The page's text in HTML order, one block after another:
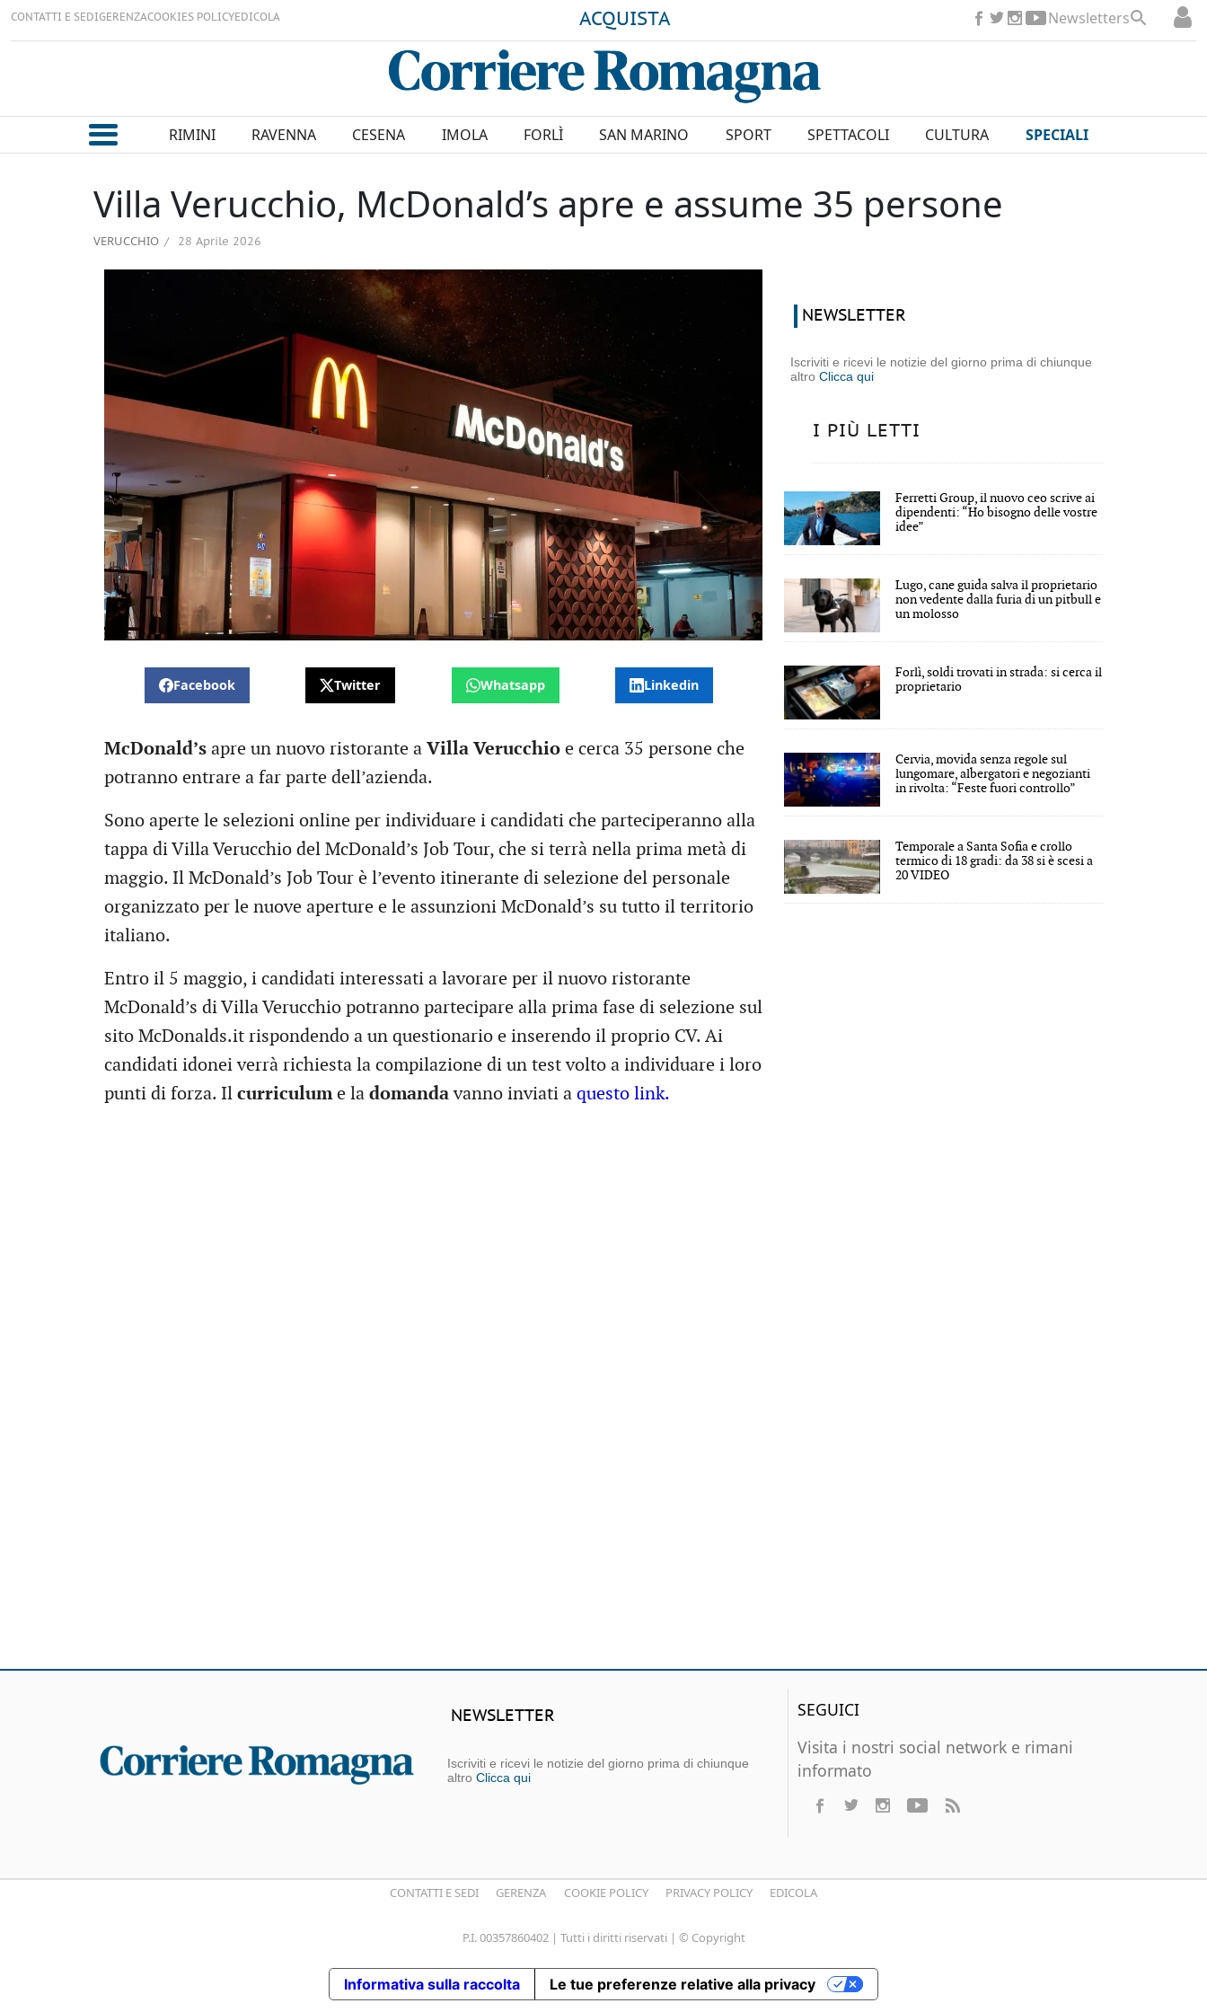
CONTATTI E SEDIGERENZACOOKIES POLICYEDICOLA ACQUISTA Newsletters
RIMINI RAVENNA CESENA IMOLA FORLÌ SAN MARINO SPORT SPETTACOLI CULTURA SPECIALI
Villa Verucchio, McDonald’s apre e assume 35 persone
VERUCCHIO 28 Aprile 2026
Facebook Twitter Whatsapp Linkedin
McDonald’s apre un nuovo ristorante a Villa Verucchio e cerca 35 persone che
potranno entrare a far parte dell’azienda.
Sono aperte le selezioni online per individuare i candidati che parteciperanno alla
tappa di Villa Verucchio del McDonald’s Job Tour, che si terrà nella prima metà di
maggio. Il McDonald’s Job Tour è l’evento itinerante di selezione del personale
organizzato per le nuove aperture e le assunzioni McDonald’s su tutto il territorio
italiano.
Entro il 5 maggio, i candidati interessati a lavorare per il nuovo ristorante
McDonald’s di Villa Verucchio potranno partecipare alla prima fase di selezione sul
sito McDonalds.it rispondendo a un questionario e inserendo il proprio CV. Ai
candidati idonei verrà richiesta la compilazione di un test volto a individuare i loro
punti di forza. Il curriculume la domandavanno inviati a questo link.
NEWSLETTER
Iscriviti e ricevi le notizie del giorno prima di chiunque
altroClicca qui
I PIÙ LETTI
Ferretti Group, il nuovo ceo scrive ai
dipendenti: “Ho bisogno delle vostre
idee”
Lugo, cane guida salva il proprietario
non vedente dalla furia di un pitbull e
un molosso
Forlì, soldi trovati in strada: si cerca il
proprietario
Cervia, movida senza regole sul
lungomare, albergatori e negozianti
in rivolta: “Feste fuori controllo”
Temporale a Santa Sofia e crollo
termico di 18 gradi: da 38 si è scesi a
20 VIDEO
NEWSLETTER
Iscriviti e ricevi le notizie del giorno prima di chiunque
altro Clicca qui
SEGUICI
Visita i nostri social network e rimani
informato
CONTATTI E SEDI GERENZA COOKIE POLICY PRIVACY POLICY EDICOLA
P.I. 00357860402 | Tutti i diritti riservati | © Copyright
Informativa sulla raccolta Le tue preferenze relative alla privacy